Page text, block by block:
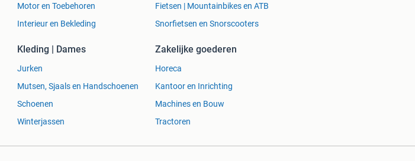
Motor en Toebehoren
Interieur en Bekleding
Fietsen | Mountainbikes en ATB
Snorfietsen en Snorscooters
Kleding | Dames
Jurken
Mutsen, Sjaals en Handschoenen
Schoenen
Winterjassen
Zakelijke goederen
Horeca
Kantoor en Inrichting
Machines en Bouw
Tractoren